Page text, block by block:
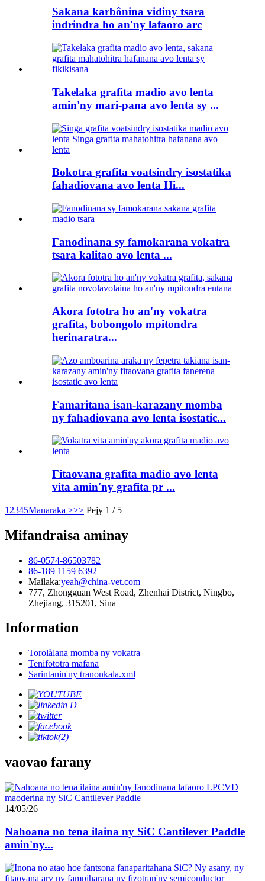
Sakana karbônina vidiny tsara
indrindra ho an'ny lafaoro arc
Takelaka grafita madio avo lenta
amin'ny mari-pana avo lenta sy ...
Bokotra grafita voatsindry isostatika
fahadiovana avo lenta Hi...
Fanodinana sy famokarana vokatra
tsara kalitao avo lenta ...
Akora fototra ho an'ny vokatra
grafita, bobongolo mpitondra
herinaratra...
Famaritana isan-karazany momba
ny fahadiovana avo lenta isostatic...
Fitaovana grafita madio avo lenta
vita amin'ny grafita pr ...
1 2345Manaraka >>> Pejy 1 / 5
Mifandraisa aminay
86-0574-86503782
86-189 1159 6392
Mailaka:yeah@china-vet.com
777, Zhongguan West Road, Zhenhai District, Ningbo,
Zhejiang, 315201, Sina
Information
Torolàlana momba ny vokatra
Tenifototra mafana
Sarintanin'ny tranonkala.xml
vaovao farany
14/05/26
Nahoana no tena ilaina ny SiC Cantilever Paddle
amin'ny...